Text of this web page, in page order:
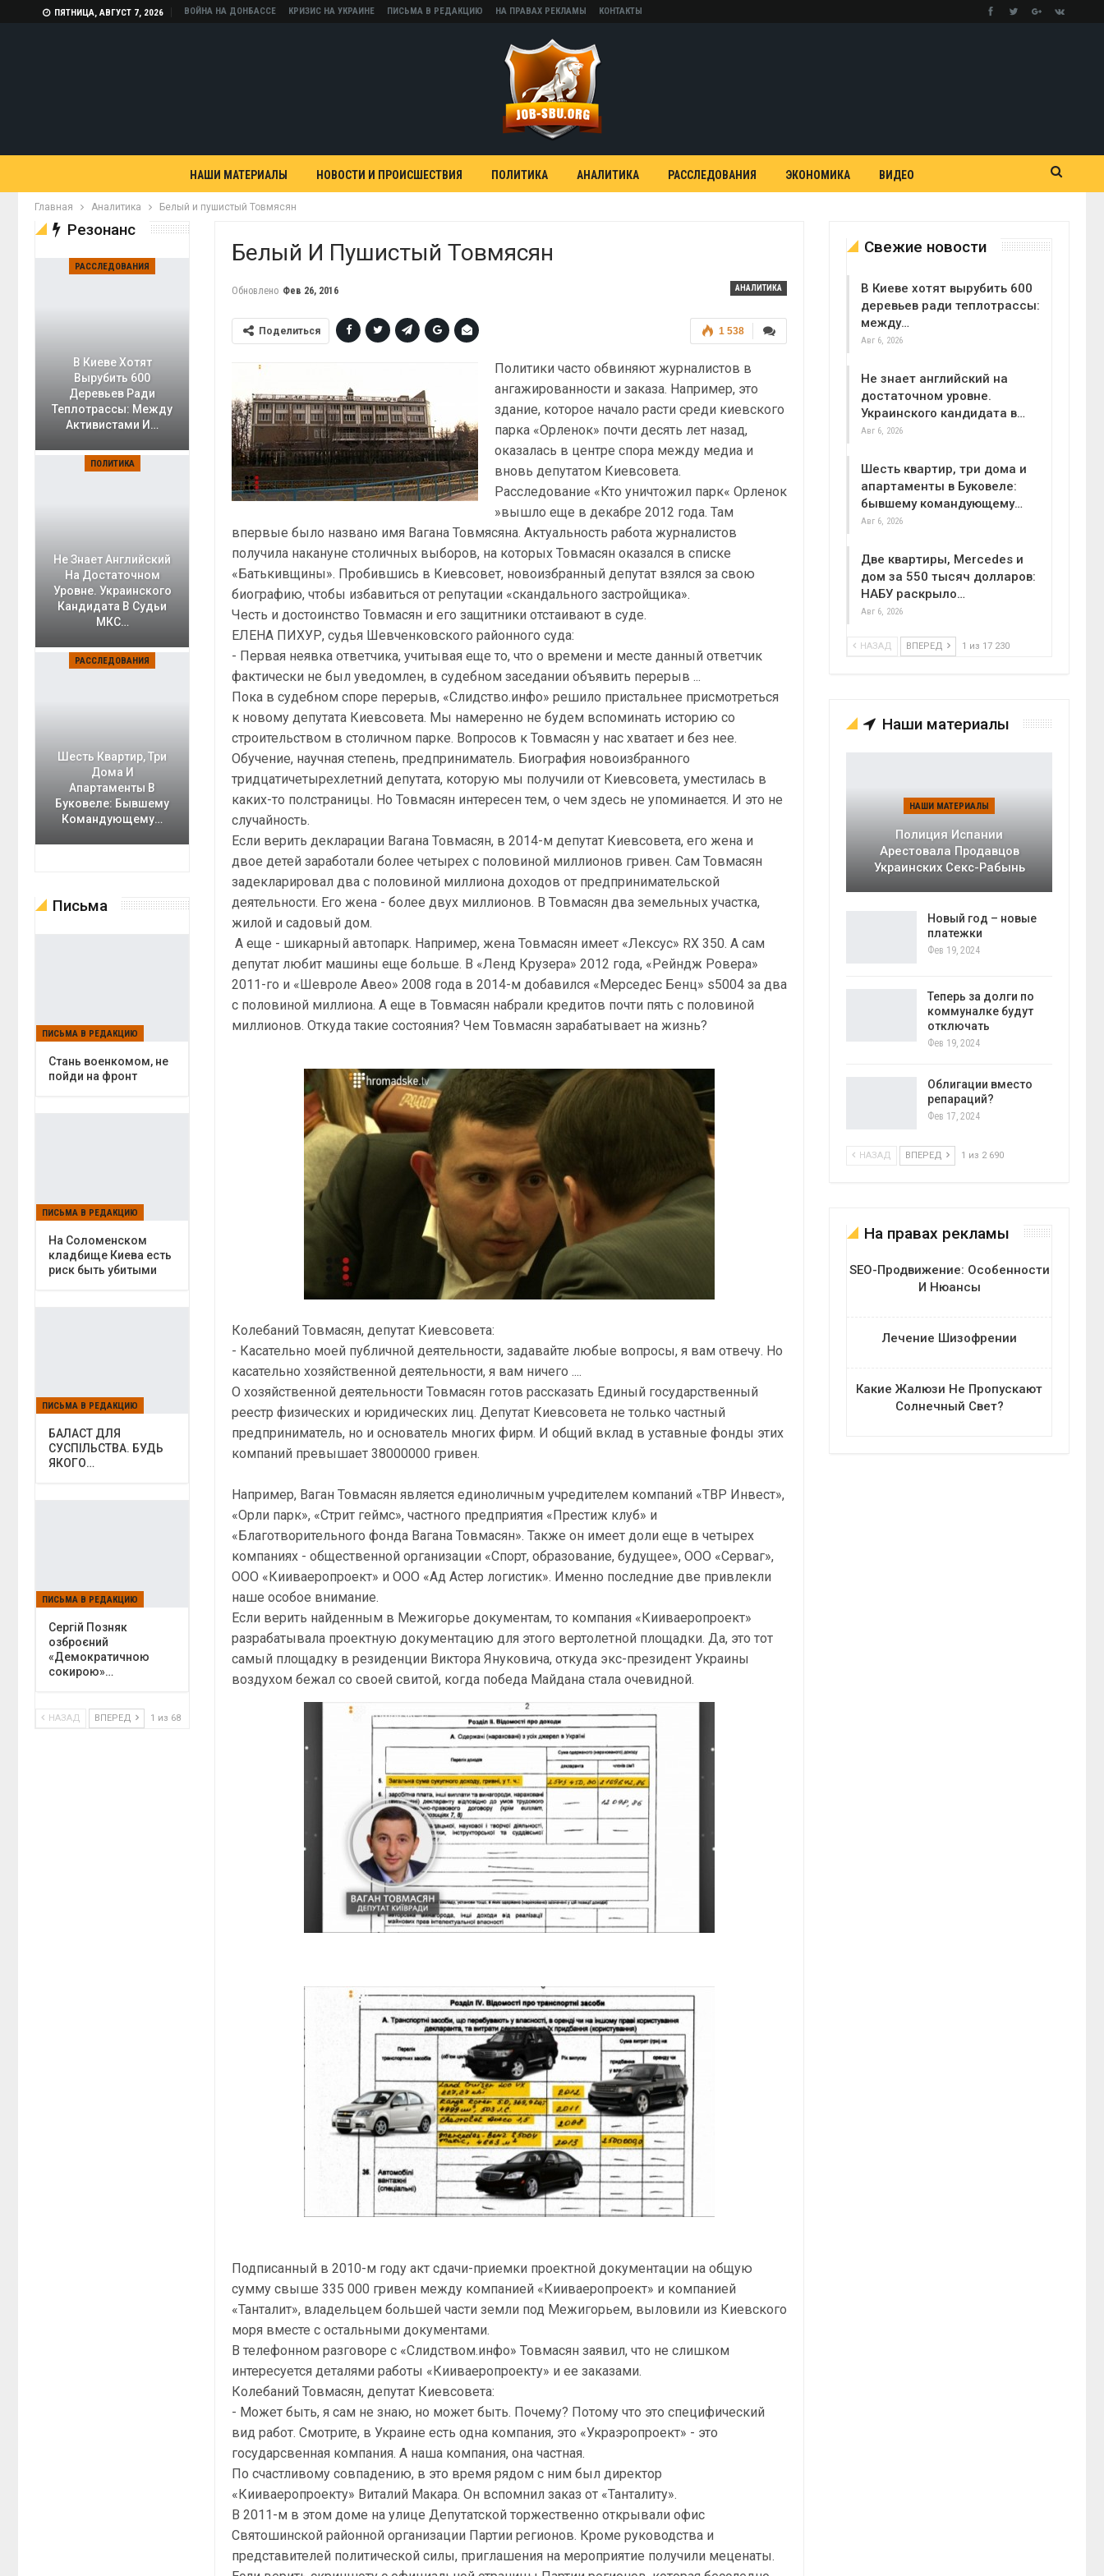
ПЯТНИЦА, АВГУСТ 7, 2026 ВОЙНА НА ДОНБАССЕ КРИЗИС НА УКРАИНЕ ПИСЬМА В РЕДАКЦИЮ НА ПРАВАХ РЕКЛАМЫ КОНТАКТЫ
НАШИ МАТЕРИАЛЫ НОВОСТИ И ПРОИСШЕСТВИЯ ПОЛИТИКА АНАЛИТИКА РАССЛЕДОВАНИЯ ЭКОНОМИКА ВИДЕО
Главная Аналитика Белый и пушистый Товмясян
Белый И Пушистый Товмясян
АНАЛИТИКА
Обновлено Фев 26, 2016
1 538
Поделиться
Политики часто обвиняют журналистов в
ангажированности и заказа. Например, это
здание, которое начало расти среди киевского
парка «Орленок» почти десять лет назад,
оказалась в центре спора между медиа и
вновь депутатом Киевсовета.
Расследование «Кто уничтожил парк« Орленок
»вышло еще в декабре 2012 года. Там
впервые было названо имя Вагана Товмясяна. Актуальность работа журналистов
получила накануне столичных выборов, на которых Товмасян оказался в списке
«Батькивщины». Пробившись в Киевсовет, новоизбранный депутат взялся за свою
биографию, чтобы избавиться от репутации «скандального застройщика».
Честь и достоинство Товмасян и его защитники отстаивают в суде.
ЕЛЕНА ПИХУР, судья Шевченковского районного суда:
- Первая неявка ответчика, учитывая еще то, что о времени и месте данный ответчик
фактически не был уведомлен, в судебном заседании объявить перерыв ...
Пока в судебном споре перерыв, «Слидство.инфо» решило пристальнее присмотреться
к новому депутата Киевсовета. Мы намеренно не будем вспоминать историю со
строительством в столичном парке. Вопросов к Товмасян у нас хватает и без нее.
Обучение, научная степень, предприниматель. Биография новоизбранного
тридцатичетырехлетний депутата, которую мы получили от Киевсовета, уместилась в
каких-то полстраницы. Но Товмасян интересен тем, о чем здесь не упоминается. И это не
случайность.
Если верить декларации Вагана Товмасян, в 2014-м депутат Киевсовета, его жена и
двое детей заработали более четырех с половиной миллионов гривен. Сам Товмасян
задекларировал два с половиной миллиона доходов от предпринимательской
деятельности. Его жена - более двух миллионов. В Товмасян два земельных участка,
жилой и садовый дом.
А еще - шикарный автопарк. Например, жена Товмасян имеет «Лексус» RX 350. А сам
депутат любит машины еще больше. В «Ленд Крузера» 2012 года, «Рейндж Ровера»
2011-го и «Шевроле Авео» 2008 года в 2014-м добавился «Мерседес Бенц» s5004 за два
с половиной миллиона. А еще в Товмасян набрали кредитов почти пять с половиной
миллионов. Откуда такие состояния? Чем Товмасян зарабатывает на жизнь?
Колебаний Товмасян, депутат Киевсовета:
- Касательно моей публичной деятельности, задавайте любые вопросы, я вам отвечу. Но
касательно хозяйственной деятельности, я вам ничего ....
О хозяйственной деятельности Товмасян готов рассказать Единый государственный
реестр физических и юридических лиц. Депутат Киевсовета не только частный
предприниматель, но и основатель многих фирм. И общий вклад в уставные фонды этих
компаний превышает 38000000 гривен.
Например, Ваган Товмасян является единоличным учредителем компаний «ТВР Инвест»,
«Орли парк», «Стрит геймс», частного предприятия «Престиж клуб» и
«Благотворительного фонда Вагана Товмасян». Также он имеет доли еще в четырех
компаниях - общественной организации «Спорт, образование, будущее», ООО «Серваг»,
ООО «Кииваеропроект» и ООО «Ад Астер логистик». Именно последние две привлекли
наше особое внимание.
Если верить найденным в Межигорье документам, то компания «Кииваеропроект»
разрабатывала проектную документацию для этого вертолетной площадки. Да, это тот
самый площадку в резиденции Виктора Януковича, откуда экс-президент Украины
воздухом бежал со своей свитой, когда победа Майдана стала очевидной.
Подписанный в 2010-м году акт сдачи-приемки проектной документации на общую
сумму свыше 335 000 гривен между компанией «Кииваеропроект» и компанией
«Танталит», владельцем большей части земли под Межигорьем, выловили из Киевского
моря вместе с остальными документами.
В телефонном разговоре с «Слидством.инфо» Товмасян заявил, что не слишком
интересуется деталями работы «Кииваеропроекту» и ее заказами.
Колебаний Товмасян, депутат Киевсовета:
- Может быть, я сам не знаю, но может быть. Почему? Потому что это специфический
вид работ. Смотрите, в Украине есть одна компания, это «Украэропроект» - это
государсвенная компания. А наша компания, она частная.
По счастливому совпадению, в это время рядом с ним был директор
«Кииваеропроекту» Виталий Макара. Он вспомнил заказ от «Танталиту».
В 2011-м в этом доме на улице Депутатской торжественно открывали офис
Святошинской районной организации Партии регионов. Кроме руководства и
представителей политической силы, приглашения на мероприятие получили меценаты.
Свежие новости
В Киеве хотят вырубить 600
деревьев ради теплотрассы:
между…
Авг 6, 2026
Не знает английский на
достаточном уровне.
Украинского кандидата в…
Авг 6, 2026
Шесть квартир, три дома и
апартаменты в Буковеле:
бывшему командующему…
Авг 6, 2026
Две квартиры, Mercedes и
дом за 550 тысяч долларов:
НАБУ раскрыло…
Авг 6, 2026
НАЗАД ВПЕРЕД 1 из 17 230
Наши материалы
НАШИ МАТЕРИАЛЫ
Полиция Испании
Арестовала Продавцов
Украинских Секс-Рабынь
Новый год – новые
платежки
Фев 19, 2024
Теперь за долги по
коммуналке будут
отключать
Фев 19, 2024
Облигации вместо
репараций?
Фев 17, 2024
НАЗАД ВПЕРЕД 1 из 2 690
На правах рекламы
SEO-Продвижение: Особенности
И Нюансы
Лечение Шизофрении
Какие Жалюзи Не Пропускают
Солнечный Свет?
Резонанс
РАССЛЕДОВАНИЯ
В Киеве Хотят
Вырубить 600
Деревьев Ради
Теплотрассы: Между
Активистами И…
ПОЛИТИКА
Не Знает Английский
На Достаточном
Уровне. Украинского
Кандидата В Судьи
МКС…
РАССЛЕДОВАНИЯ
Шесть Квартир, Три
Дома И
Апартаменты В
Буковеле: Бывшему
Командующему…
Письма
ПИСЬМА В РЕДАКЦИЮ
Cтань военкомом, не
пойди на фронт
ПИСЬМА В РЕДАКЦИЮ
На Соломенском
кладбище Киева есть
риск быть убитыми
ПИСЬМА В РЕДАКЦИЮ
БАЛАСТ ДЛЯ
СУСПІЛЬСТВА. БУДЬ
ЯКОГО…
ПИСЬМА В РЕДАКЦИЮ
Сергій Позняк
озброєний
«Демократичною
сокирою»…
НАЗАД ВПЕРЕД 1 из 68